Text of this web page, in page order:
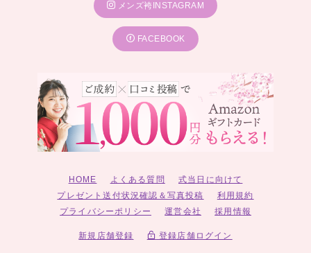
メンズ袴INSTAGRAM
FACEBOOK
HOME よくある質問
式当日に向けて
プレゼント送付状況確認＆写真投稿
利用規約
プライバシーポリシー
運営会社 採用情報
新規店舗登録 登録店舗ログイン